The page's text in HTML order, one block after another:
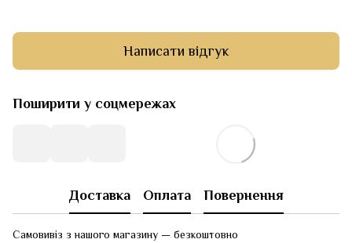
Написати відгук
Поширити у соцмережах
Доставка Оплата Повернення
Самовивіз з нашого магазину — безкоштовно